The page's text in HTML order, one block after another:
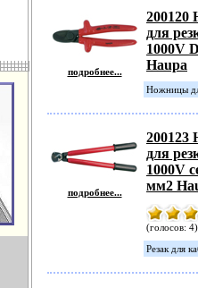
подробнее...
для
1000V
Haupa
Ножницы
подробнее...
для
1000V
мм2
(голосов: 4)
Резак для